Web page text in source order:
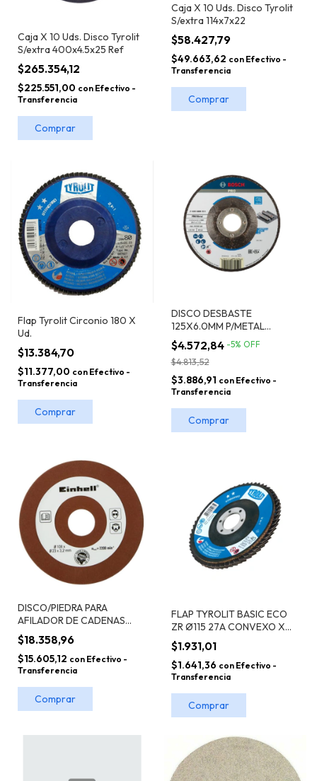
Caja X 10 Uds. Disco Tyrolit
S/extra 400x4.5x25 Ref
$265.354,12
$225.551,00 con Efectivo -
Transferencia
Caja X 10 Uds. Disco Tyrolit
S/extra 114x7x22
$58.427,79
$49.663,62 con Efectivo -
Transferencia
Flap Tyrolit Circonio 180 X
Ud.
$13.384,70
$11.377,00 con Efectivo -
Transferencia
Comprar
DISCO DESBASTE
125X6.0MM P/METAL
C.DEPRIMIDO EXPERT
BOSCH
$4.572,84 -5% OFF
$4.813,52
$3.886,91 con Efectivo -
Transferencia
DISCO/PIEDRA PARA
AFILADOR DE CADENAS
EINHELL GE-CS 18
$18.358,96
$15.605,12 con Efectivo -
Transferencia
FLAP TYROLIT BASIC ECO
ZR Ø115 27A CONVEXO X
UND
$1.931,01
$1.641,36 con Efectivo -
Transferencia
Comprar